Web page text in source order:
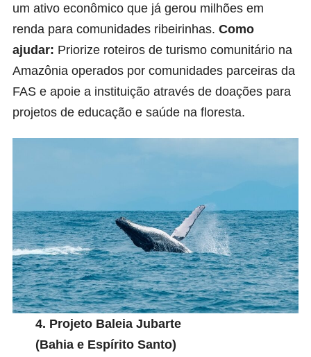
um ativo econômico que já gerou milhões em
renda para comunidades ribeirinhas. Como
ajudar: Priorize roteiros de turismo comunitário na
Amazônia operados por comunidades parceiras da
FAS e apoie a instituição através de doações para
projetos de educação e saúde na floresta.
4. Projeto Baleia Jubarte
(Bahia e Espírito Santo)